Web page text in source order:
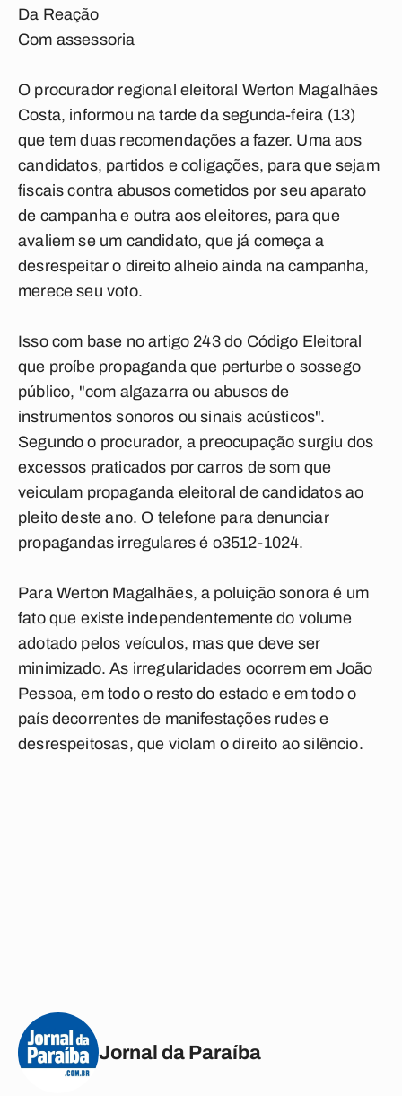
Da Reação
Com assessoria
O procurador regional eleitoral Werton Magalhães
Costa, informou na tarde da segunda-feira (13)
que tem duas recomendações a fazer. Uma aos
candidatos, partidos e coligações, para que sejam
fiscais contra abusos cometidos por seu aparato
de campanha e outra aos eleitores, para que
avaliem se um candidato, que já começa a
desrespeitar o direito alheio ainda na campanha,
merece seu voto.
Isso com base no artigo 243 do Código Eleitoral
que proíbe propaganda que perturbe o sossego
público, "com algazarra ou abusos de
instrumentos sonoros ou sinais acústicos".
Segundo o procurador, a preocupação surgiu dos
excessos praticados por carros de som que
veiculam propaganda eleitoral de candidatos ao
pleito deste ano. O telefone para denunciar
propagandas irregulares é o3512-1024.
Para Werton Magalhães, a poluição sonora é um
fato que existe independentemente do volume
adotado pelos veículos, mas que deve ser
minimizado. As irregularidades ocorrem em João
Pessoa, em todo o resto do estado e em todo o
país decorrentes de manifestações rudes e
desrespeitosas, que violam o direito ao silêncio.
Jornal da Paraíba